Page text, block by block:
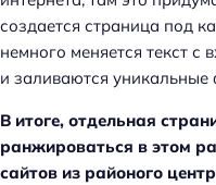
создается страница под
немного меняется текст с
и заливаются
В итоге, отдельная
ранжироваться в этом
сайтов из районого